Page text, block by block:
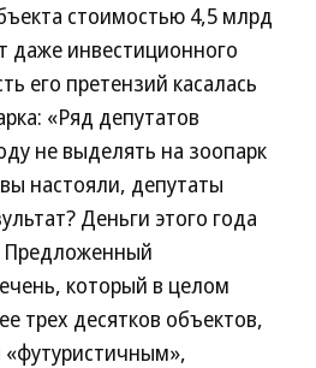
стоимостью 4,5 млрд
даже инвестиционного
его претензий касалась
«Ряд депутатов
не выделять на зоопарк
настояли, депутаты
Деньги этого года
Предложенный
который в целом
трех десятков объектов,